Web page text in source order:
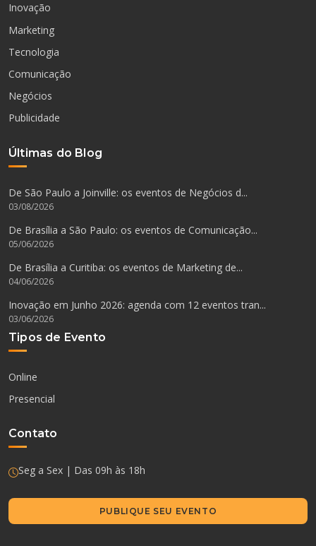
Inovação
Marketing
Tecnologia
Comunicação
Negócios
Publicidade
Últimas do Blog
De São Paulo a Joinville: os eventos de Negócios d...
03/08/2026
De Brasília a São Paulo: os eventos de Comunicação...
05/06/2026
De Brasília a Curitiba: os eventos de Marketing de...
04/06/2026
Inovação em Junho 2026: agenda com 12 eventos tran...
03/06/2026
Tipos de Evento
Online
Presencial
Contato
Seg a Sex | Das 09h às 18h
PUBLIQUE SEU EVENTO